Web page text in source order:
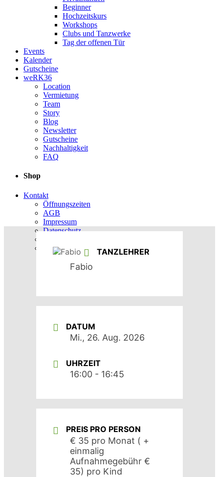
Beginner
Hochzeitskurs
Workshops
Clubs und Tanzwerke
Tag der offenen Tür
Events
Kalender
Gutscheine
weRK36
Location
Vermietung
Team
Story
Blog
Newsletter
Gutscheine
Nachhaltigkeit
FAQ
Shop
Kontakt
Öffnungszeiten
AGB
Impressum
Datenschutz
Vertrag widerrufenTANZLEHRER
Fabio
DATUM
Mi., 26. Aug. 2026
UHRZEIT
16:00 - 16:45
PREIS PRO PERSON
€ 35 pro Monat ( +
einmalig
Aufnahmegebühr €
35) pro Kind